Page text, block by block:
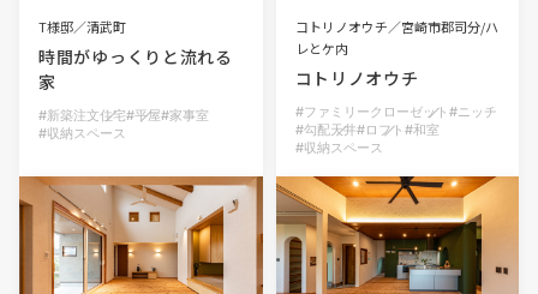
NEWS
イベント情報
資料請求・お問い合わせ
Tel.0985-71-3090
T様邸 清武町
時間がゆっくりと流れる
家
新築注文住宅 平屋 家事室
収納スペース
コトリノオウチ
宮崎市郡司分/ハ
レとケ内
コトリノオウチ
ファミリークローゼット
ニッチ
勾配天井 ロフト
和室
収納スペース